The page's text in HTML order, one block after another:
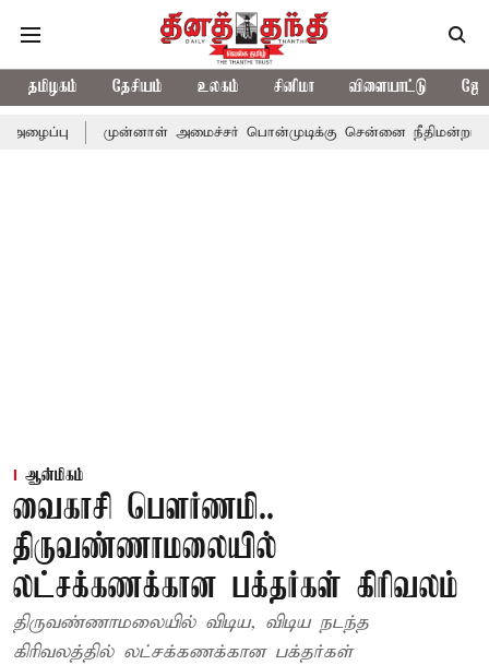
தமிழகம் தேசியம் உலகம் சினிமா விளையாட்டு
முன்னாள் அமைச்சர் பொன்முடிக்கு சென்னை நீதிமன்றம் பிடிவாராண்ட்
ஆன்மிகம்
வைகாசி பௌர்ணமி..
திருவண்ணாமலையில்
லட்சக்கணக்கான பக்தர்கள் கிரிவலம்
திருவண்ணாமலையில் விடிய, விடிய நடந்த
கிரிவலத்தில் லட்சக்கணக்கான பக்தர்கள்